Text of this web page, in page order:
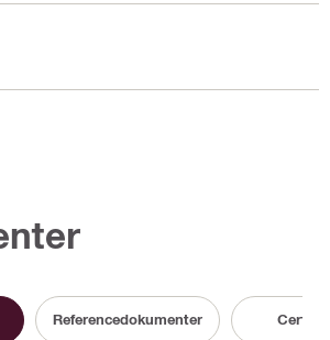
Referencedokumenter